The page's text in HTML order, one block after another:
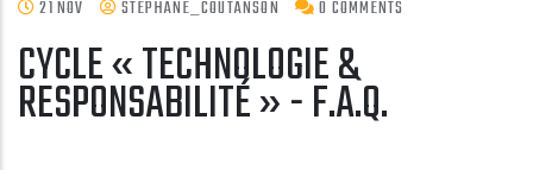
21 NOV STÉPHANE_COUTANSON 0 COMMENTS
CYCLE « TECHNOLOGIE &
RESPONSABILITÉ » - F.A.Q.